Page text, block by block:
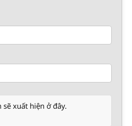
xuất hiện ở đây.